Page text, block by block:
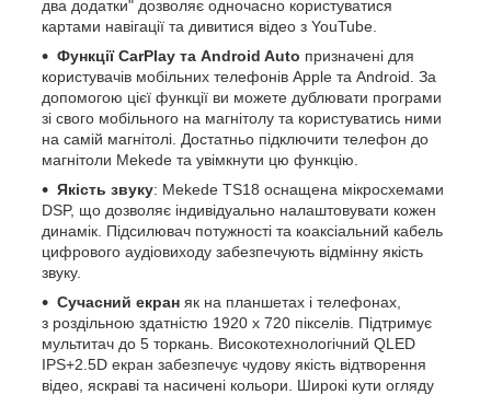
два додатки" дозволяє одночасно користуватися
картами навігації та дивитися відео з YouTube.
Функції CarPlay та Android Auto призначені для
користувачів мобільних телефонів Apple та Android. За
допомогою цієї функції ви можете дублювати програми
зі свого мобільного на магнітолу та користуватись ними
на самій магнітолі. Достатньо підключити телефон до
магнітоли Mekede та увімкнути цю функцію.
Якість звуку: Mekede TS18 оснащена мікросхемами
DSP, що дозволяє індивідуально налаштовувати кожен
динамік. Підсилювач потужності та коаксіальний кабель
цифрового аудіовиходу забезпечують відмінну якість
звуку.
Сучасний екран як на планшетах і телефонах,
з роздільною здатністю 1920 х 720 пікселів. Підтримує
мультитач до 5 торкань. Високотехнологічний QLED
IPS+2.5D екран забезпечує чудову якість відтворення
відео, яскраві та насичені кольори. Широкі кути огляду